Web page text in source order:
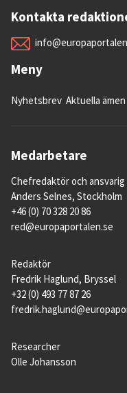
Kontakta
Meny
Nyhetsbrev Aktuella ämen
Medarbetare
Chefredaktör och
Anders Selnes, Stockholm
+46 (0) 70 328 20 86
red@europaportalen.se
Redaktör
Fredrik Haglund, Bryssel
+32 (0) 493 77 87 26
Researcher
Olle Johansson